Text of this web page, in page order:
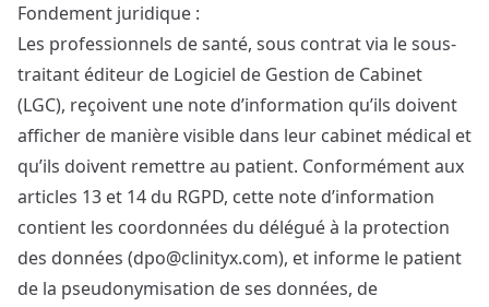
Fondement juridique :
Les professionnels de santé, sous contrat via le sous-
traitant éditeur de Logiciel de Gestion de Cabinet
(LGC), reçoivent une note d’information qu’ils doivent
afficher de manière visible dans leur cabinet médical et
qu’ils doivent remettre au patient. Conformément aux
articles 13 et 14 du RGPD, cette note d’information
contient les coordonnées du délégué à la protection
des données (dpo@clinityx.com), et informe le patient
de la pseudonymisation de ses données, de